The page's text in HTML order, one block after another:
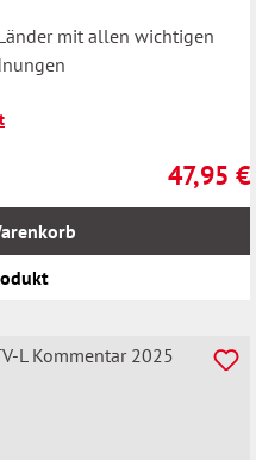
mit allen wichtigen
47,95 €